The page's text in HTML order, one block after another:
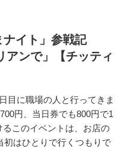
ナイト」参戦記
アンで」【チッティ
目に職場の人と行ってきま
円、当日券でも800円で1
るこのイベントは、お店の
初はひとりで行くつもりで